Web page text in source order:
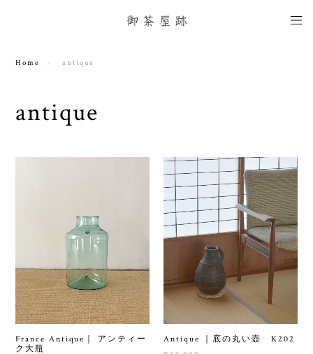
Home antique
antique
France Antique｜ アンティー
ク大瓶
Antique ｜底の丸い壺 K202